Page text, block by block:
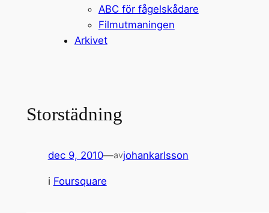
ABC för fågelskådare
Filmutmaningen
Arkivet
Storstädning
dec 9, 2010—avjohankarlsson
i Foursquare